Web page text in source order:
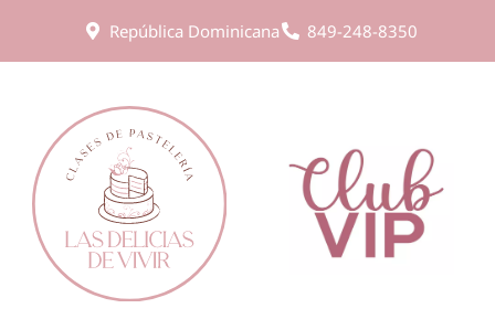
República Dominicana 849-248-8350